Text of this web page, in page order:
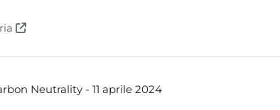
Neutrality - 11 aprile 2024